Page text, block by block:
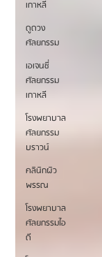
เกาหลี
ดูดวง
ศัลยกรรม
เอเจนซี่
ศัลยกรรม
เกาหลี
โรงพยาบาล
ศัลยกรรม
บราวน์
คลินิกผิว
พรรณ
โรงพยาบาล
ศัลยกรรมไอ
ดี